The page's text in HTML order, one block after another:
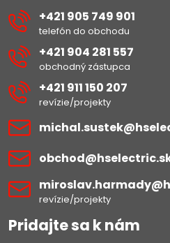
+421 905 749 901
telefón do obchodu
+421 904 281 557
obchodný zástupca
+421 911 150 207
revízie/projekty
revízie/projekty
Pridajte sa k nám